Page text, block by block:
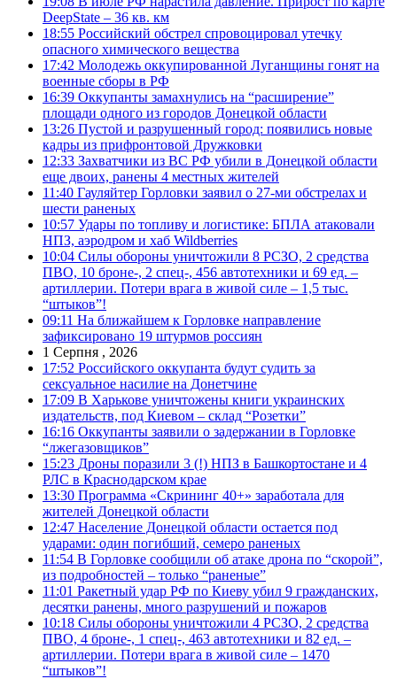
DeepState – 36 кв. км
18:55 Российский обстрел спровоцировал утечку
опасного химического вещества
17:42 Молодежь оккупированной Луганщины гонят на
военные сборы в РФ
16:39 Оккупанты замахнулись на “расширение”
площади одного из городов Донецкой области
13:26 Пустой и разрушенный город: появились новые
кадры из прифронтовой Дружковки
12:33 Захватчики из ВС РФ убили в Донецкой области
еще двоих, ранены 4 местных жителей
11:40 Гауляйтер Горловки заявил о 27-ми обстрелах и
шести раненых
10:57 Удары по топливу и логистике: БПЛА атаковали
НПЗ, аэродром и хаб Wildberries
10:04 Силы обороны уничтожили 8 РСЗО, 2 средства
ПВО, 10 броне-, 2 спец-, 456 автотехники и 69 ед. –
артиллерии. Потери врага в живой силе – 1,5 тыс.
“штыков”!
09:11 На ближайшем к Горловке направление
зафиксировано 19 штурмов россиян
1 Серпня , 2026
17:52 Российского оккупанта будут судить за
сексуальное насилие на Донетчине
17:09 В Харькове уничтожены книги украинских
издательств, под Киевом – склад “Розетки”
16:16 Оккупанты заявили о задержании в Горловке
“лжегазовщиков”
15:23 Дроны поразили 3 (!) НПЗ в Башкортостане и 4
РЛС в Краснодарском крае
13:30 Программа «Скрининг 40+» заработала для
жителей Донецкой области
12:47 Население Донецкой области остается под
ударами: один погибший, семеро раненых
11:54 В Горловке сообщили об атаке дрона по “скорой”,
из подробностей – только “раненые”
11:01 Ракетный удар РФ по Киеву убил 9 гражданских,
десятки ранены, много разрушений и пожаров
10:18 Силы обороны уничтожили 4 РСЗО, 2 средства
ПВО, 4 броне-, 1 спец-, 463 автотехники и 82 ед. –
артиллерии. Потери врага в живой силе – 1470
“штыков”!